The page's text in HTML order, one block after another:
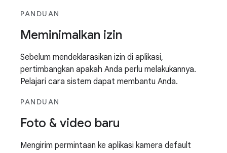
PANDUAN
Meminimalkan izin
Sebelum mendeklarasikan izin di aplikasi,
pertimbangkan apakah Anda perlu melakukannya.
Pelajari cara sistem dapat membantu Anda.
PANDUAN
Foto & video baru
Mengirim permintaan ke aplikasi kamera default